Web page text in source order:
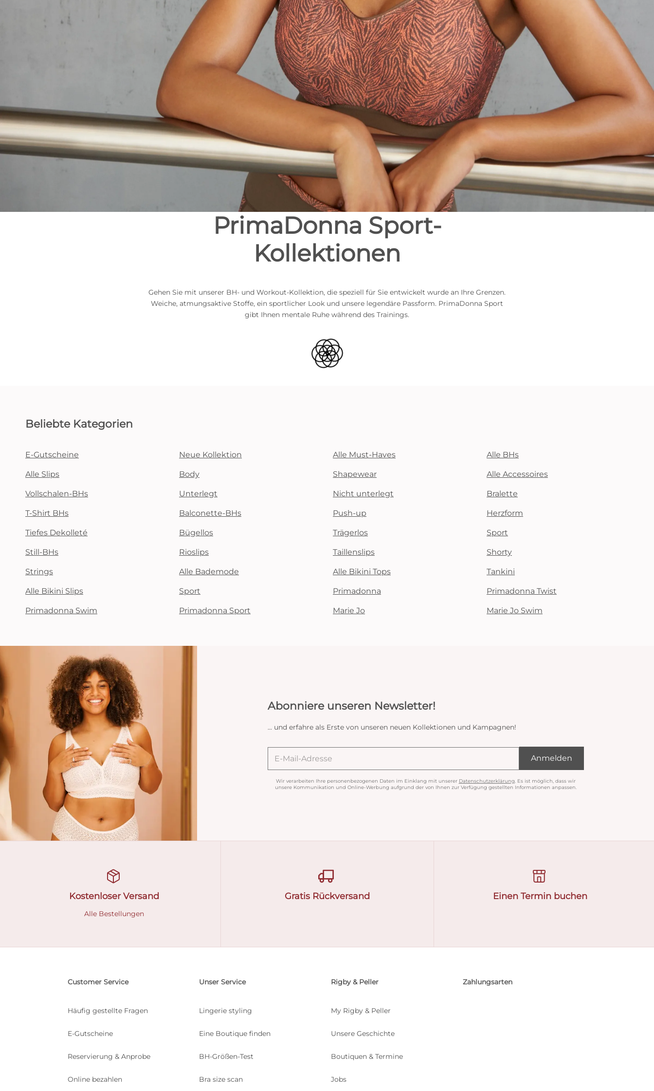
Alle BHs
Meine Größe finden
PrimaDonna Sport-
Kollektionen
Gehen Sie mit unserer BH- und Workout-Kollektion, die speziell für Sie entwickelt wurde an Ihre Grenzen.
Weiche, atmungsaktive Stoffe, ein sportlicher Look und unsere legendäre Passform. PrimaDonna Sport
gibt Ihnen mentale Ruhe während des Trainings.
Beliebte Kategorien
E-Gutscheine Neue Kollektion Alle Must-Haves Alle BHs
Alle Slips Body Shapewear Alle Accessoires
Vollschalen-BHs Unterlegt Nicht unterlegt Bralette
T-Shirt BHs Balconette-BHs Push-up Herzform
Tiefes Dekolleté Bügellos Trägerlos Sport
Still-BHs Rioslips Taillenslips Shorty
Strings Alle Bademode Alle Bikini Tops Tankini
Alle Bikini Slips Sport Primadonna Primadonna Twist
Primadonna Swim Primadonna Sport Marie Jo Marie Jo Swim
Abonniere unseren Newsletter!
... und erfahre als Erste von unseren neuen Kollektionen und Kampagnen!
Wir verarbeiten Ihre personenbezogenen Daten im Einklang mit unserer Datenschutzerklärung . Es ist möglich, dass wir
unsere Kommunikation und Online-Werbung aufgrund der von Ihnen zur Verfügung gestellten Informationen anpassen.
Anmelden
Kostenloser Versand
Alle Bestellungen
Gratis Rückversand Einen Termin buchen
Customer Service
Häufig gestellte Fragen
E-Gutscheine
Reservierung & Anprobe
Online bezahlen
Unser Service
Lingerie styling
Eine Boutique finden
BH-Größen-Test
Bra size scan
Rigby & Peller
My Rigby & Peller
Unsere Geschichte
Boutiquen & Termine
Jobs
Zahlungsarten